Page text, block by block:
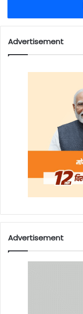
Advertisement
Advertisement